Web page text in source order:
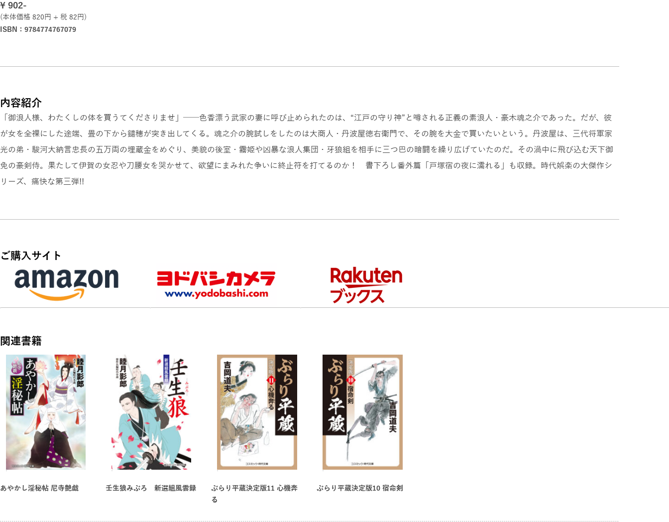
\ 902-
(本体価格 820円 + 税 82円)
ISBN：9784774767079
内容紹介
「御浪人様、わたくしの体を買うてくださりませ」──色香漂う武家の妻に呼び止められたのは、“江戸の守り神”と噂される正義の素浪人・豪木魂之介であった。だが、彼
が女を全裸にした途端、畳の下から鑓穂が突き出してくる。魂之介の腕試しをしたのは大商人・丹波屋徳右衛門で、その腕を大金で買いたいという。丹波屋は、三代将軍家
光の弟・駿河大納言忠長の五万両の埋蔵金をめぐり、美貌の後室・霧姫や凶暴な浪人集団・牙狼組を相手に三つ巴の暗闘を繰り広げていたのだ。その渦中に飛び込む天下御
免の豪剣侍。果たして伊賀の女忍や刀腰女を哭かせて、欲望にまみれた争いに終止符を打てるのか！ 書下ろし番外篇「戸塚宿の夜に濡れる」も収録。時代娯楽の大傑作シ
リーズ、痛快な第三弾!!
ご購入サイト
関連書籍
あやかし淫秘帖 尼寺艶戯 壬生狼みぶろ 新選組風雲録
ぶらり平蔵決定版11 心機奔
る
ぶらり平蔵決定版10 宿命剣